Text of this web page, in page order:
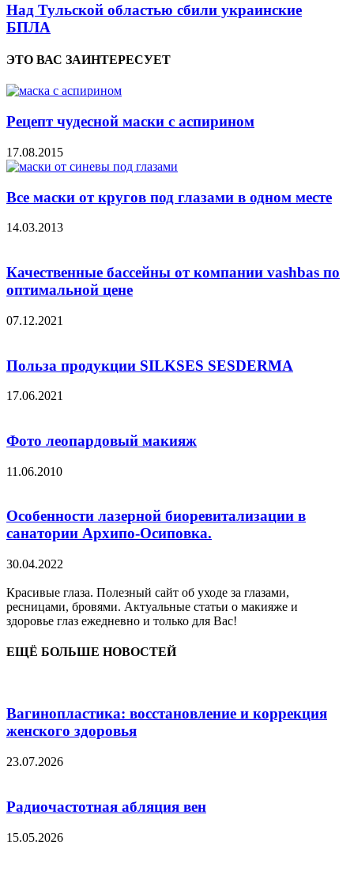
Над Тульской областью сбили украинские
БПЛА
ЭТО ВАС ЗАИНТЕРЕСУЕТ
Рецепт чудесной маски с аспирином
17.08.2015
Все маски от кругов под глазами в одном месте
14.03.2013
Качественные бассейны от компании vashbas по
оптимальной цене
07.12.2021
Польза продукции SILKSES SESDERMA
17.06.2021
Фото леопардовый макияж
11.06.2010
Особенности лазерной биоревитализации в
санатории Архипо-Осиповка.
30.04.2022
Красивые глаза. Полезный сайт об уходе за глазами,
ресницами, бровями. Актуальные статьи о макияже и
здоровье глаз ежедневно и только для Вас!
ЕЩЁ БОЛЬШЕ НОВОСТЕЙ
Вагинопластика: восстановление и коррекция
женского здоровья
23.07.2026
Радиочастотная абляция вен
15.05.2026